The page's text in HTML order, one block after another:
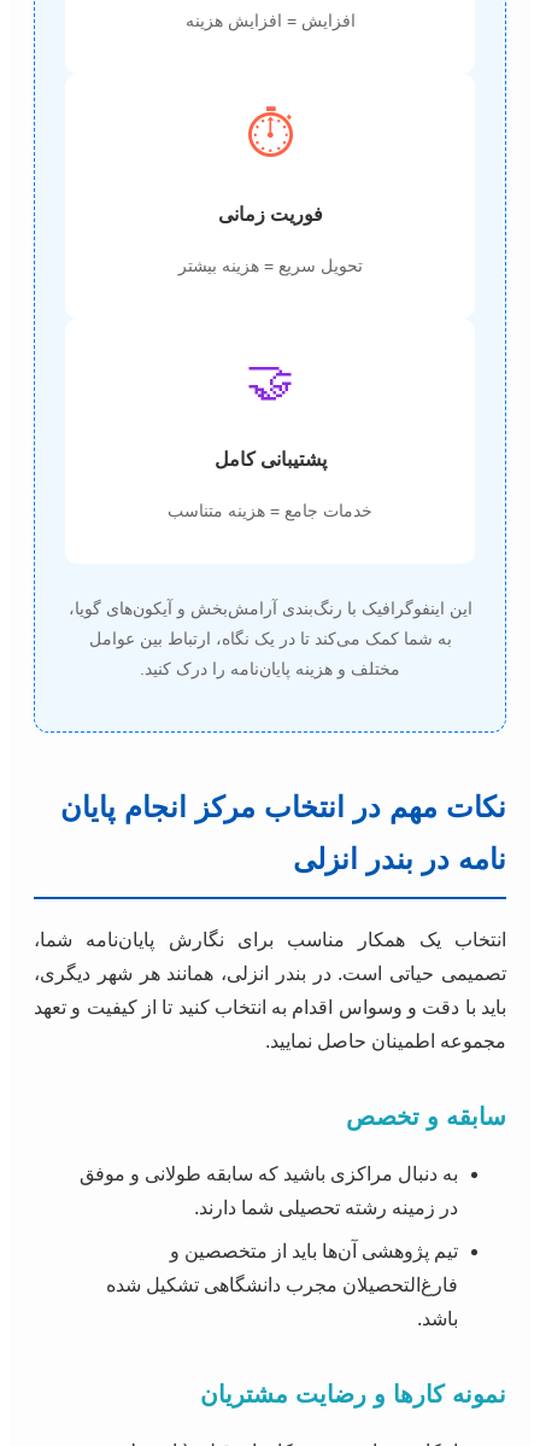
افزایش = افزایش هزینه
⏱️
فوریت زمانی
تحویل سریع = هزینه بیشتر
🤝
پشتیبانی کامل
خدمات جامع = هزینه متناسب
این اینفوگرافیک با رنگ‌بندی آرامش‌بخش و آیکون‌های گویا،
به شما کمک می‌کند تا در یک نگاه، ارتباط بین عوامل
مختلف و هزینه پایان‌نامه را درک کنید.
نکات مهم در انتخاب مرکز انجام پایان
نامه در بندر انزلی
انتخاب یک همکار مناسب برای نگارش پایان‌نامه شما،
تصمیمی حیاتی است. در بندر انزلی، همانند هر شهر دیگری،
باید با دقت و وسواس اقدام به انتخاب کنید تا از کیفیت و تعهد
مجموعه اطمینان حاصل نمایید.
سابقه و تخصص
به دنبال مراکزی باشید که سابقه طولانی و موفق
در زمینه رشته تحصیلی شما دارند.
تیم پژوهشی آن‌ها باید از متخصصین و
فارغ‌التحصیلان مجرب دانشگاهی تشکیل شده
باشد.
نمونه کارها و رضایت مشتریان